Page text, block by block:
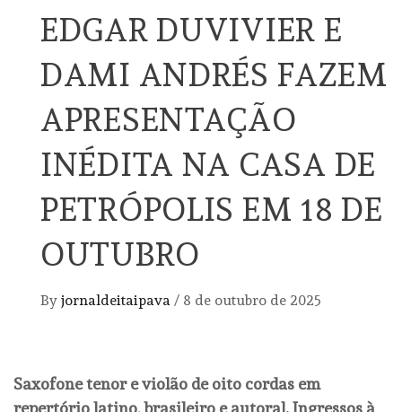
EDGAR DUVIVIER E
DAMI ANDRÉS FAZEM
APRESENTAÇÃO
INÉDITA NA CASA DE
PETRÓPOLIS EM 18 DE
OUTUBRO
By jornaldeitaipava / 8 de outubro de 2025
Saxofone tenor e violão de oito cordas em